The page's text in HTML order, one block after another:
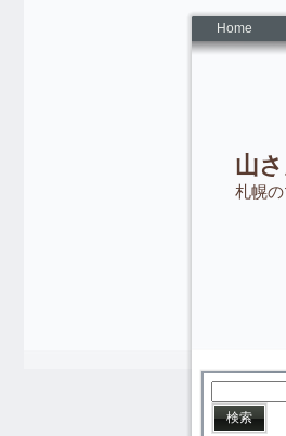
Home
山
札幌